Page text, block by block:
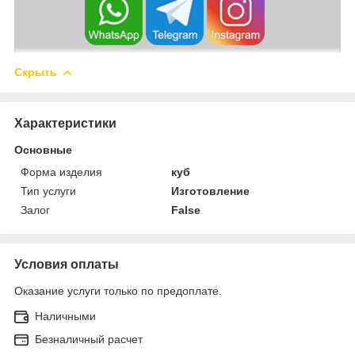
Скрыть
Характеристики
Основные
Форма изделия
куб
Тип услуги
Изготовление
Залог
False
Условия оплаты
Оказание услуги только по предоплате.
Наличными
Безналичный расчет